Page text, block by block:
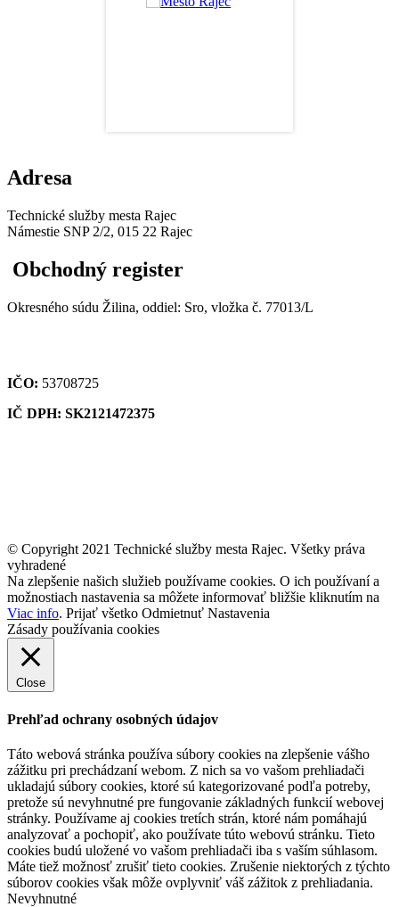
Adresa
Technické služby mesta Rajec
Námestie SNP 2/2, 015 22 Rajec
Obchodný register
Okresného súdu Žilina, oddiel: Sro, vložka č. 77013/L
IČO: 53708725
IČ DPH: SK2121472375
© Copyright 2021 Technické služby mesta Rajec. Všetky práva
vyhradené
Na zlepšenie našich služieb používame cookies. O ich používaní a
možnostiach nastavenia sa môžete informovať bližšie kliknutím na
Viac info. Prijať všetko Odmietnuť Nastavenia
Zásady používania cookies
Close
Prehľad ochrany osobných údajov
Táto webová stránka používa súbory cookies na zlepšenie vášho
zážitku pri prechádzaní webom. Z nich sa vo vašom prehliadači
ukladajú súbory cookies, ktoré sú kategorizované podľa potreby,
pretože sú nevyhnutné pre fungovanie základných funkcií webovej
stránky. Používame aj cookies tretích strán, ktoré nám pomáhajú
analyzovať a pochopiť, ako používate túto webovú stránku. Tieto
cookies budú uložené vo vašom prehliadači iba s vaším súhlasom.
Máte tiež možnosť zrušiť tieto cookies. Zrušenie niektorých z týchto
súborov cookies však môže ovplyvniť váš zážitok z prehliadania.
Nevyhnutné